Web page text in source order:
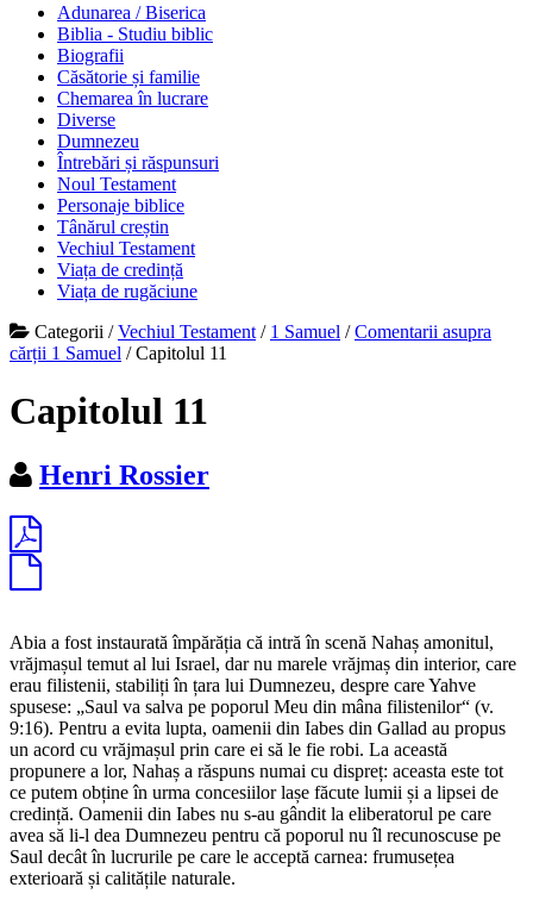
Adunarea / Biserica
Biblia - Studiu biblic
Biografii
Căsătorie și familie
Chemarea în lucrare
Diverse
Dumnezeu
Întrebări și răspunsuri
Noul Testament
Personaje biblice
Tânărul creștin
Vechiul Testament
Viața de credință
Viața de rugăciune
Categorii /Vechiul Testament / 1 Samuel /Comentarii asupra
cărții 1 Samuel /Capitolul 11
Capitolul 11
Henri Rossier
Abia a fost instaurată împărăția că intră în scenă Nahaș amonitul,
vrăjmașul temut al lui Israel, dar nu marele vrăjmaș din interior, care
erau filistenii, stabiliți în țara lui Dumnezeu, despre care Yahve
spusese: „Saul va salva pe poporul Meu din mâna filistenilor“ (v.
9:16). Pentru a evita lupta, oamenii din Iabes din Gallad au propus
un acord cu vrăjmașul prin care ei să le fie robi. La această
propunere a lor, Nahaș a răspuns numai cu dispreț: aceasta este tot
ce putem obține în urma concesiilor lașe făcute lumii și a lipsei de
credință. Oamenii din Iabes nu s-au gândit la eliberatorul pe care
avea să li-l dea Dumnezeu pentru că poporul nu îl recunoscuse pe
Saul decât în lucrurile pe care le acceptă carnea: frumusețea
exterioară și calitățile naturale.